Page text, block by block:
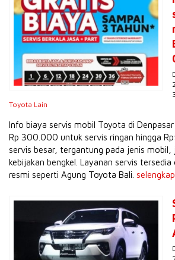
Toyota Lain
Info biaya servis mobil Toyota di
Rp 300.000 untuk servis ringan hingga
servis besar, tergantung pada jenis mobil,
kebijakan bengkel. Layanan servis tersedia
resmi seperti Agung Toyota Bali.